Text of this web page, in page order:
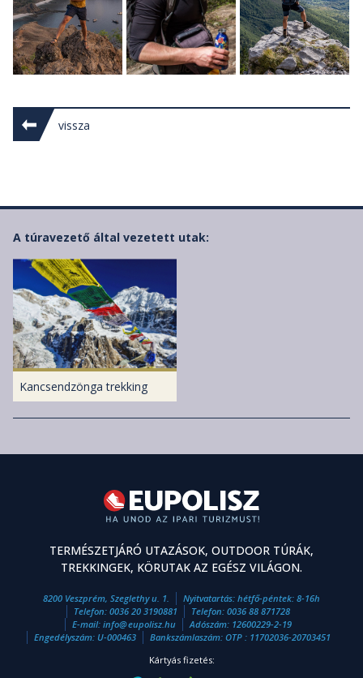
vissza
A túravezető által vezetett utak:
Kancsendzönga trekking
TERMÉSZETJÁRÓ UTAZÁSOK, OUTDOOR TÚRÁK,
TREKKINGEK, KÖRUTAK AZ EGÉSZ VILÁGON.
8200 Veszprém, Szeglethy u. 1.
Nyitvatartás: hétfő-péntek: 8-16h
Telefon: 0036 20 3190881 Telefon: 0036 88 871728
E-mail: info@eupolisz.hu
Adószám: 12600229-2-19
Engedélyszám: U-000463
Bankszámlaszám: OTP : 11702036-20703451
Kártyás fizetés: